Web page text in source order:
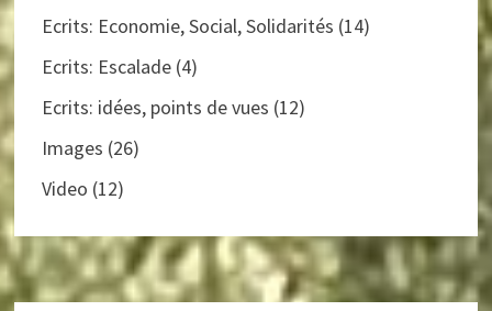
Ecrits: Economie, Social, Solidarités (14)
Ecrits: Escalade (4)
Ecrits: idées, points de vues (12)
Images (26)
Video (12)